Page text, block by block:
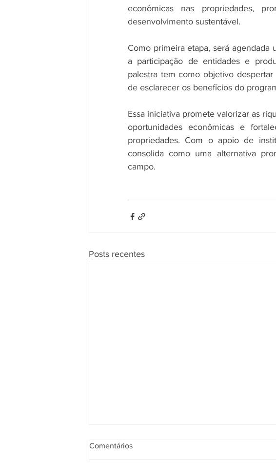
econômicas nas propriedades,
desenvolvimento sustentável.
Como primeira etapa, será agendada
a participação de entidades e
palestra tem como objetivo
de esclarecer os benefícios do
Essa iniciativa promete valorizar as
oportunidades econômicas e
propriedades. Com o apoio de
consolida como uma alternativa
campo.
Posts recentes
Comentários